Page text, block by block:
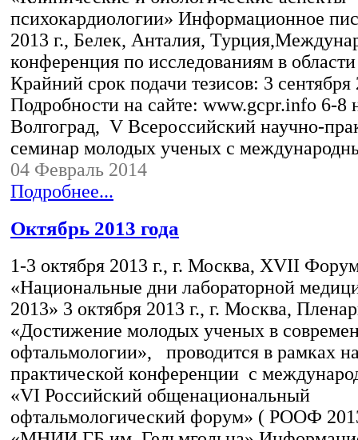
психокардиологии» Информационное
2013 г., Белек, Анталия,
конференция по исследованиям в
Крайний срок подачи тезисов: 3 сентября
Подробности на сайте: www.gcpr.info 6-8
Волгоград, V Всероссийский научно-
семинар молодых ученых с
04 Февраль 2014
Подробнее...
Октябрь 2013 года
1-3 октября 2013 г., г. Москва, XVII
«Национальные дни лабораторной
2013» 3 октября 2013 г., г. Москва,
«Достижение молодых ученых в
офтальмологии», проводится в рамках
практической конференции с
«VI Российский общенациональный
офтальмологический форум» ( РООФ